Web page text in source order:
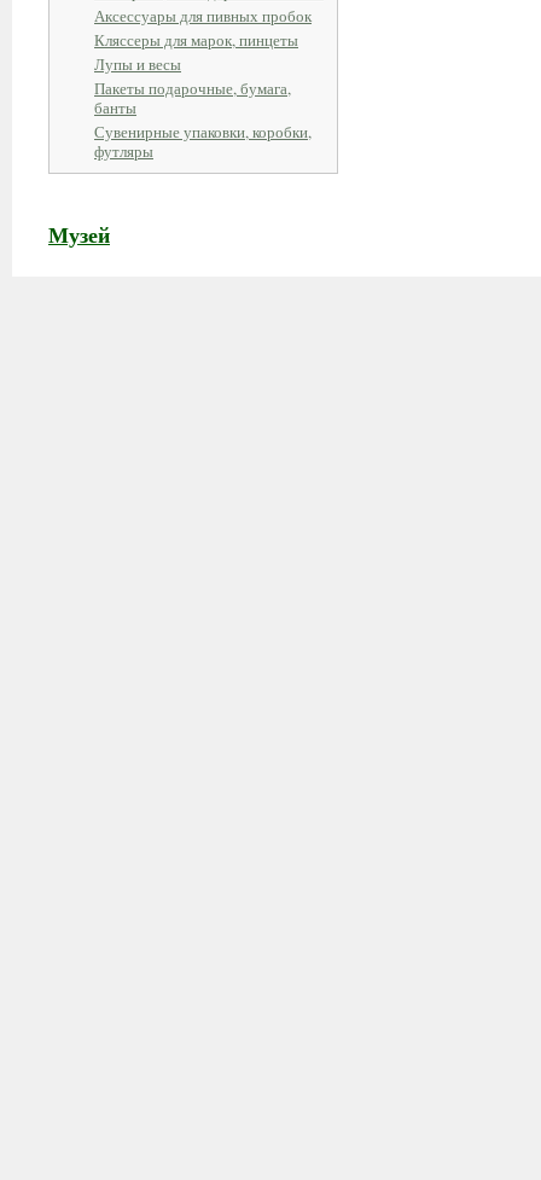
Аксессуары для пивных пробок
Кляссеры для марок, пинцеты
Лупы и весы
Пакеты подарочные, бумага,
банты
Сувенирные упаковки, коробки,
футляры
Музей